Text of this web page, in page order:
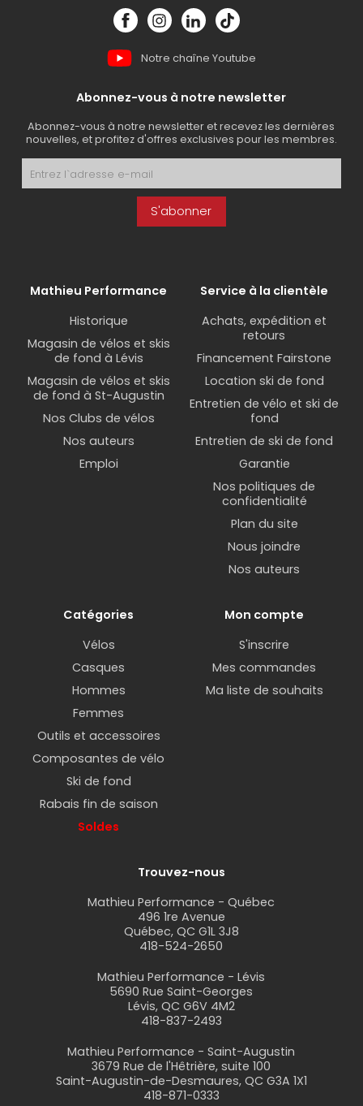
Notre chaîne Youtube
Abonnez-vous à notre newsletter
Abonnez-vous à notre newsletter et recevez les dernières
nouvelles, et profitez d'offres exclusives pour les membres.
S'abonner
Mathieu Performance
Historique
Magasin de vélos et skis
de fond à Lévis
Magasin de vélos et skis
de fond à St-Augustin
Nos Clubs de vélos
Nos auteurs
Emploi
Service à la clientèle
Achats, expédition et
retours
Financement Fairstone
Location ski de fond
Entretien de vélo et ski de
fond
Entretien de ski de fond
Garantie
Nos politiques de
confidentialité
Plan du site
Nous joindre
Nos auteurs
Catégories
Vélos
Casques
Hommes
Femmes
Outils et accessoires
Composantes de vélo
Ski de fond
Rabais fin de saison
Soldes
Mon compte
S'inscrire
Mes commandes
Ma liste de souhaits
Trouvez-nous
Mathieu Performance - Québec
496 1re Avenue
Québec, QC G1L 3J8
418-524-2650
Mathieu Performance - Lévis
5690 Rue Saint-Georges
Lévis, QC G6V 4M2
418-837-2493
Mathieu Performance - Saint-Augustin
3679 Rue de l'Hêtrière, suite 100
Saint-Augustin-de-Desmaures, QC G3A 1X1
418-871-0333